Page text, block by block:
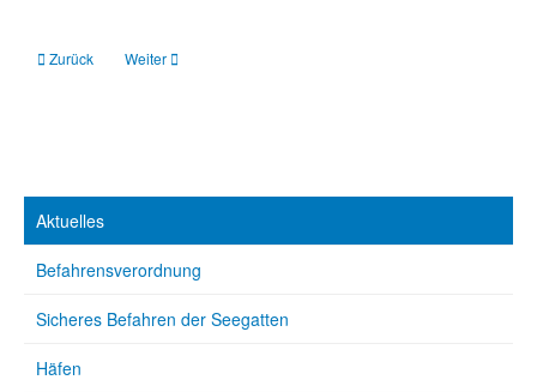
Vorheriger Beitrag: Osterems
Zurück Nächster Beitrag: Harle und Harle Wattfahrwasser
Weiter
Aktuelles
Befahrensverordnung
Sicheres Befahren der Seegatten
Häfen